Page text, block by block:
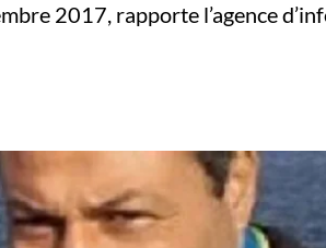
2017, rapporte l’agence